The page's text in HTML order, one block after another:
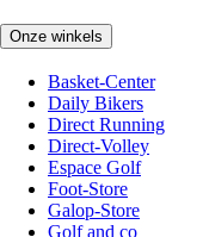
Onze winkels
Basket-Center
Daily Bikers
Direct Running
Direct-Volley
Espace Golf
Foot-Store
Galop-Store
Golf and co